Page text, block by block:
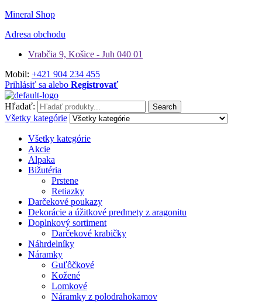
Mineral Shop
Adresa obchodu
Vrabčia 9, Košice - Juh 040 01
Mobil: +421 904 234 455
Prihlásiť sa alebo Registrovať
Hľadať: Search
Všetky kategórie
Všetky kategórie
Akcie
Alpaka
Bižutéria
Prstene
Retiazky
Darčekové poukazy
Dekorácie a úžitkové predmety z aragonitu
Doplnkový sortiment
Darčekové krabičky
Náhrdelníky
Náramky
Guľôčkové
Kožené
Lomkové
Náramky z polodrahokamov